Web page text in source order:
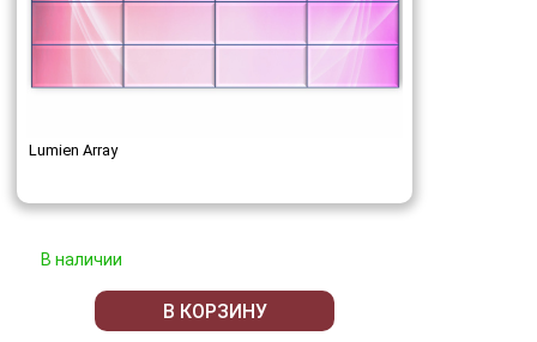
Lumien Array
В наличии
В КОРЗИНУ